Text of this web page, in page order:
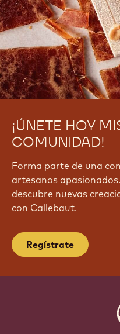
¡ÚNETE HOY
COMUNIDAD!
Forma parte de una
artesanos
descubre nuevas
con Callebaut.
Regístrate